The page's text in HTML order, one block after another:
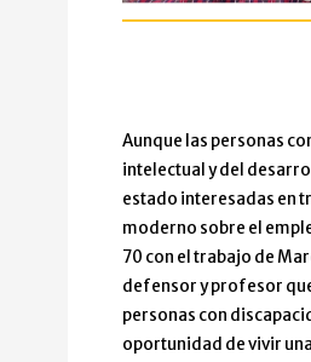
Aunque las personas
intelectual y del
estado interesadas en
moderno sobre el
70 con el trabajo de
defensor y profesor
personas con
oportunidad de vivir